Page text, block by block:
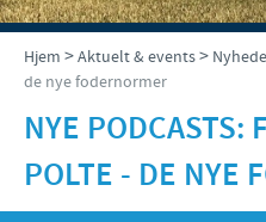
Ceva Nordic
Til kæledyr
Til stordyr
VÆLG DYREART
Kæledyr
Gris
Kvæg
NYHEDER &
Nyheder
TIL
Hjem >Aktuelt & events>
de nye fodernormer
NYE PODCASTS:
POLTE - DE NYE